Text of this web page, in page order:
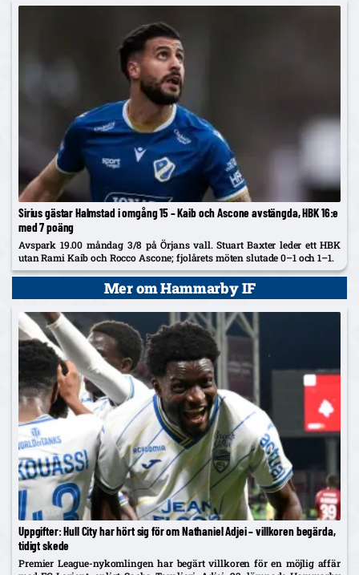
Sirius gästar Halmstad i omgång 15 – Kaib och Ascone avstängda, HBK 16:e
med 7 poäng
Avspark 19.00 måndag 3/8 på Örjans vall. Stuart Baxter leder ett HBK
utan Rami Kaib och Rocco Ascone; fjolårets möten slutade 0–1 och 1–1.
Mer om Hammarby IF
Uppgifter: Hull City har hört sig för om Nathaniel Adjei – villkoren begärda,
tidigt skede
Premier League-nykomlingen har begärt villkoren för en möjlig affär